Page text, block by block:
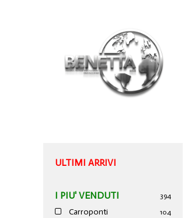
ULTIMI ARRIVI
I PIU' VENDUTI 394
Carroponti 104